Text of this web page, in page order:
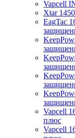
Vapcell
Xtar
EagTac
Vapcell
плюс
Vapcell